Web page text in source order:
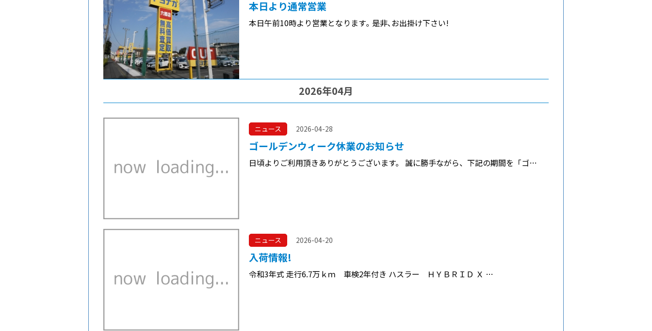
2026-04-28
ゴールデンウィーク休業のお知らせ
日頃よりご利用頂きありがとうございます。 誠に勝手ながら、下記の期間を「ゴ…
令和3年式 走行6.7万ｋｍ 車検2年付き ハスラー ＨＹＢＲＩＤ Ｘ …